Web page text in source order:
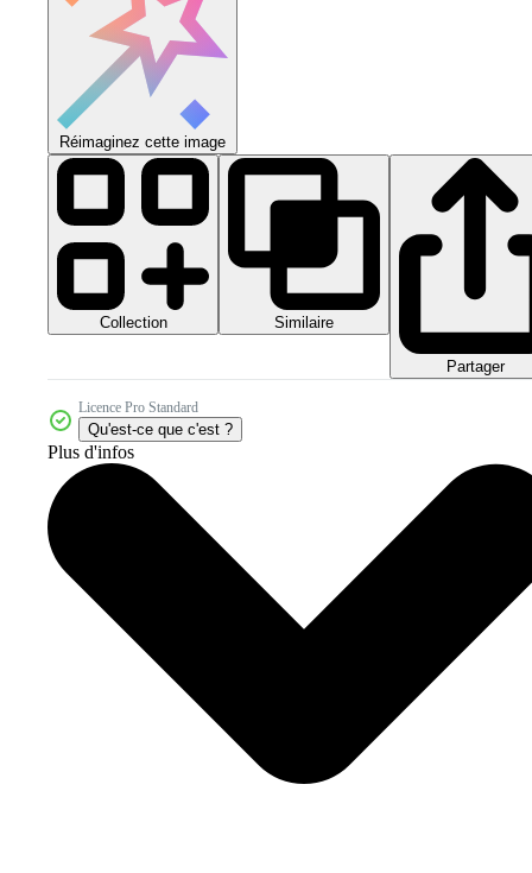
Réimaginez cette image
Collection Similaire
Partager
Licence Pro Standard
Qu'est-ce que c'est ?
Plus d'infos